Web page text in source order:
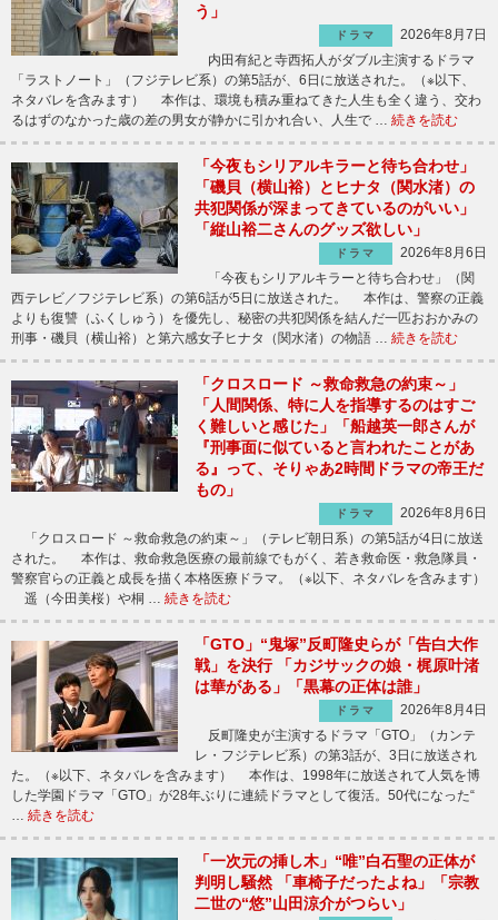
う」
ドラマ
2026年8月7日
内田有紀と寺西拓人がダブル主演するドラマ
「ラストノート」（フジテレビ系）の第5話が、6日に放送された。（※以下、
ネタバレを含みます） 本作は、環境も積み重ねてきた人生も全く違う、交わ
るはずのなかった歳の差の男女が静かに引かれ合い、人生で … 続きを読む
「今夜もシリアルキラーと待ち合わせ」
「磯貝（横山裕）とヒナタ（関水渚）の
共犯関係が深まってきているのがいい」
「縦山裕二さんのグッズ欲しい」
ドラマ
2026年8月6日
「今夜もシリアルキラーと待ち合わせ」（関
西テレビ／フジテレビ系）の第6話が5日に放送された。 本作は、警察の正義
よりも復讐（ふくしゅう）を優先し、秘密の共犯関係を結んだ一匹おおかみの
刑事・磯貝（横山裕）と第六感女子ヒナタ（関水渚）の物語 … 続きを読む
「クロスロード ～救命救急の約束～」
「人間関係、特に人を指導するのはすご
く難しいと感じた」「船越英一郎さんが
『刑事面に似ていると言われたことがあ
る』って、そりゃあ2時間ドラマの帝王だ
もの」
ドラマ
2026年8月6日
「クロスロード ～救命救急の約束～」（テレビ朝日系）の第5話が4日に放送
された。 本作は、救命救急医療の最前線でもがく、若き救命医・救急隊員・
警察官らの正義と成長を描く本格医療ドラマ。（※以下、ネタバレを含みます）
遥（今田美桜）や桐 … 続きを読む
「GTO」“鬼塚”反町隆史らが「告白大作
戦」を決行 「カジサックの娘・梶原叶渚
は華がある」「黒幕の正体は誰」
ドラマ
2026年8月4日
反町隆史が主演するドラマ「GTO」（カンテ
レ・フジテレビ系）の第3話が、3日に放送され
た。（※以下、ネタバレを含みます） 本作は、1998年に放送されて人気を博
した学園ドラマ「GTO」が28年ぶりに連続ドラマとして復活。50代になった“
続きを読む
「一次元の挿し木」“唯”白石聖の正体が
判明し騒然 「車椅子だったよね」「宗教
二世の“悠”山田涼介がつらい」